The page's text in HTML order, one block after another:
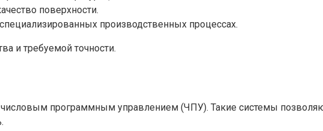
поверхности.
производственных процессах.
и требуемой точности.
программным управлением (ЧПУ). Такие системы